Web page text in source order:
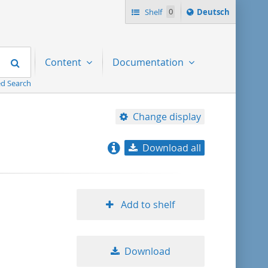
Shelf 0
Sprache
ï¿½ndern
Deutsch
Search
Search
Content Documentation
Change display
title ascending
Download all
Add to shelf
Download